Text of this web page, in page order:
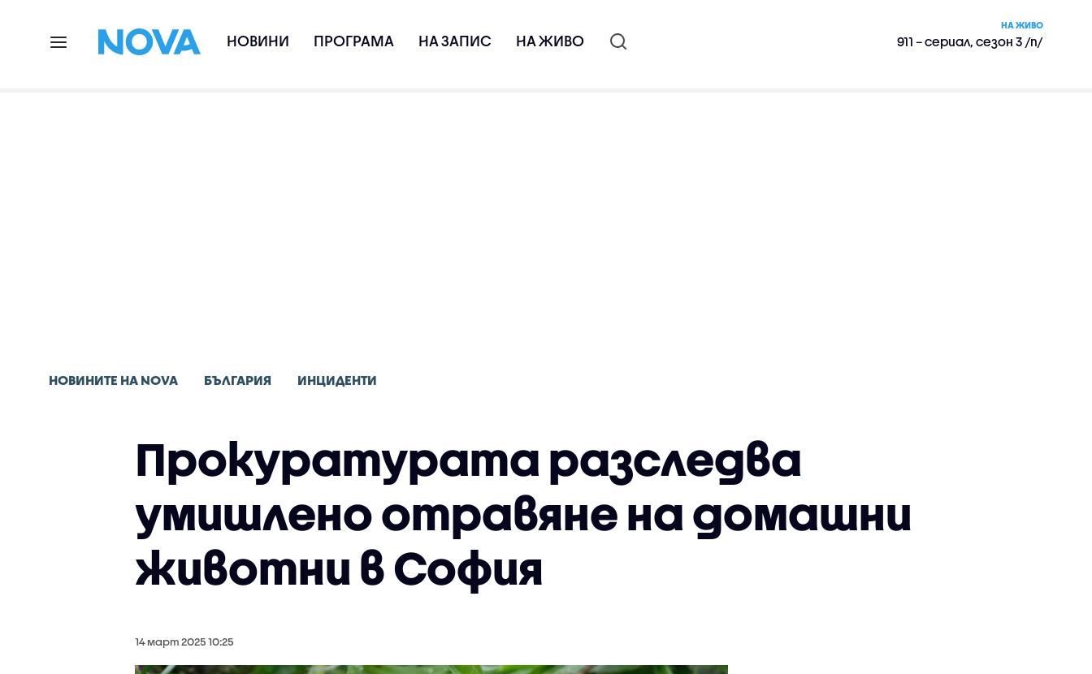
НОВИНИ ПРОГРАМА НА ЗАПИС НА ЖИВО
НА ЖИВО
911 – сериал, сезон 3 /п/
НОВИНИТЕ НА NOVA БЪЛГАРИЯ ИНЦИДЕНТИ
Прокуратурата разследва
умишлено отравяне на домашни
животни в София
14 март 2025 10:25